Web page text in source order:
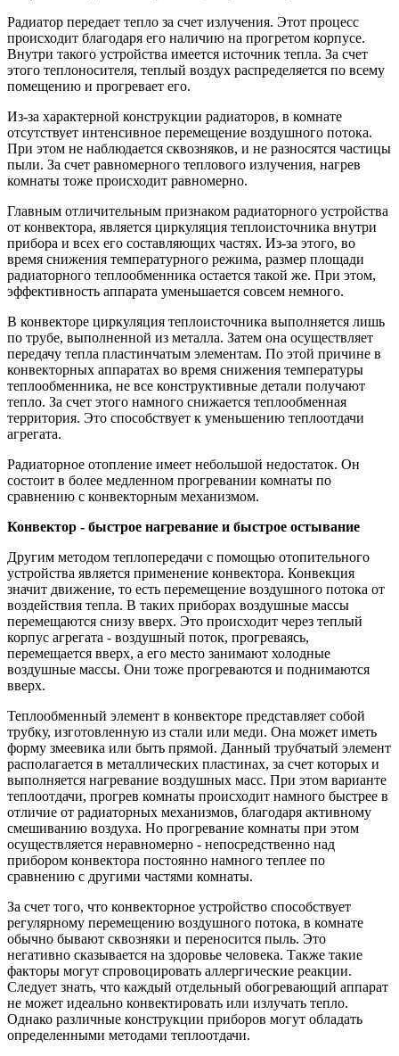
Радиатор передает тепло за счет излучения. Этот процесс
происходит благодаря его наличию на прогретом корпусе.
Внутри такого устройства имеется источник тепла. За счет
этого теплоносителя, теплый воздух распределяется по всему
помещению и прогревает его.
Из-за характерной конструкции радиаторов, в комнате
отсутствует интенсивное перемещение воздушного потока.
При этом не наблюдается сквозняков, и не разносятся частицы
пыли. За счет равномерного теплового излучения, нагрев
комнаты тоже происходит равномерно.
Главным отличительным признаком радиаторного устройства
от конвектора, является циркуляция теплоисточника внутри
прибора и всех его составляющих частях. Из-за этого, во
время снижения температурного режима, размер площади
радиаторного теплообменника остается такой же. При этом,
эффективность аппарата уменьшается совсем немного.
В конвекторе циркуляция теплоисточника выполняется лишь
по трубе, выполненной из металла. Затем она осуществляет
передачу тепла пластинчатым элементам. По этой причине в
конвекторных аппаратах во время снижения температуры
теплообменника, не все конструктивные детали получают
тепло. За счет этого намного снижается теплообменная
территория. Это способствует к уменьшению теплоотдачи
агрегата.
Радиаторное отопление имеет небольшой недостаток. Он
состоит в более медленном прогревании комнаты по
сравнению с конвекторным механизмом.
Конвектор - быстрое нагревание и быстрое остывание
Другим методом теплопередачи с помощью отопительного
устройства является применение конвектора. Конвекция
значит движение, то есть перемещение воздушного потока от
воздействия тепла. В таких приборах воздушные массы
перемещаются снизу вверх. Это происходит через теплый
корпус агрегата - воздушный поток, прогреваясь,
перемещается вверх, а его место занимают холодные
воздушные массы. Они тоже прогреваются и поднимаются
вверх.
Теплообменный элемент в конвекторе представляет собой
трубку, изготовленную из стали или меди. Она может иметь
форму змеевика или быть прямой. Данный трубчатый элемент
располагается в металлических пластинах, за счет которых и
выполняется нагревание воздушных масс. При этом варианте
теплоотдачи, прогрев комнаты происходит намного быстрее в
отличие от радиаторных механизмов, благодаря активному
смешиванию воздуха. Но прогревание комнаты при этом
осуществляется неравномерно - непосредственно над
прибором конвектора постоянно намного теплее по
сравнению с другими частями комнаты.
За счет того, что конвекторное устройство способствует
регулярному перемещению воздушного потока, в комнате
обычно бывают сквозняки и переносится пыль. Это
негативно сказывается на здоровье человека. Также такие
факторы могут спровоцировать аллергические реакции.
Следует знать, что каждый отдельный обогревающий аппарат
не может идеально конвектировать или излучать тепло.
Однако различные конструкции приборов могут обладать
определенными методами теплоотдачи.